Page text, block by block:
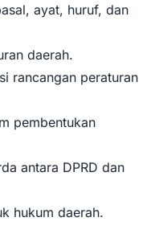
ayat, huruf, dan
daerah.
rancangan peraturan
pembentukan
antara DPRD dan
hukum daerah.